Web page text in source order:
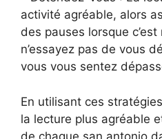
activité agréable, alors
des pauses lorsque
n’essayez pas de vous
vous vous sentez
En utilisant ces
la lecture plus agréable
de chaque san antonio